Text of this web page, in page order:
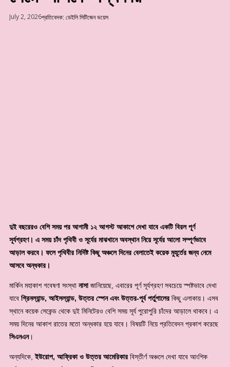
July 2, 2026প্রতিবেদক: ডেইলি সিটিজেন ভয়েস
দুই বছরেরও বেশি সময় পর আগামী ১২ আগস্ট আকাশে দেখা যাবে একটি বিরল পূর্ণ
সূর্যগ্রহণ। এ সময় চাঁদ পৃথিবী ও সূর্যের মাঝখানে অবস্থান নিয়ে সূর্যের আলো সম্পূর্ণভাবে
আড়াল করবে। ফলে পৃথিবীর নির্দিষ্ট কিছু অঞ্চলে দিনের বেলাতেই কয়েক মুহূর্তের জন্য নেমে
আসবে অন্ধকার।
মার্কিন মহাকাশ গবেষণা সংস্থা নাসাজানিয়েছে, এবারের পূর্ণ সূর্যগ্রহণ সবচেয়ে স্পষ্টভাবে দেখা
যাবে গ্রিনল্যান্ড, আইসল্যান্ড, উত্তর স্পেন এবং উত্তর-পূর্ব পর্তুগালেরকিছু এলাকায়। এসব
স্থানে কয়েক সেকেন্ড থেকে দুই মিনিটেরও বেশি সময় সূর্য পুরোপুরি চাঁদের আড়ালে থাকবে। এ
সময় দিনের আকাশ রাতের মতো অন্ধকার হয়ে যাবে। বিষয়টি নিয়ে প্রতিবেদন প্রকাশ করেছে
সিএনএন।
অন্যদিকে,ইউরোপ, আফ্রিকা ও উত্তর আমেরিকারবিস্তীর্ণ অঞ্চলে দেখা যাবে আংশিক